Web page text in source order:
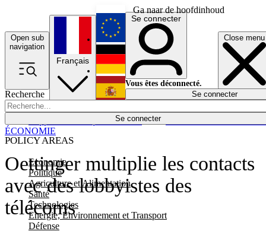
Ga naar de hoofdinhoud
Open sub
navigation
Close menu
Recherche
Se connecter
POLICY AREAS
Economie
Politique
Agriculture et Alimentation
Santé
Technologies
Energie, Environnement et Transport
Défense
Économie
Français
English
Deutsch
Español
Se connecter
Vous êtes déconnecté.
Se connecter
Oettinger multiplie les contacts
avec des lobbyistes des
télécoms
ÉCONOMIE